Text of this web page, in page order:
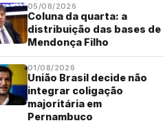
05/08/2026
Coluna da quarta: a
distribuição das bases de
Mendonça Filho
01/08/2026
União Brasil decide não
integrar coligação
majoritária em
Pernambuco